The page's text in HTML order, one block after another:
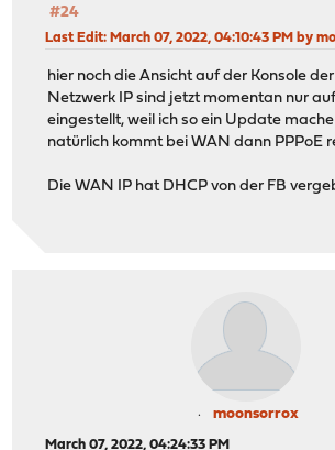
#24
Last Edit: March 07, 2022, 04:10:43 PM by
hier noch die Ansicht auf der Konsole
Netzwerk IP sind jetzt momentan nur
eingestellt, weil ich so ein Update
natürlich kommt bei WAN dann PPPoE
Die WAN IP hat DHCP von der FB
moonsorrox
March 07, 2022, 04:24:33 PM